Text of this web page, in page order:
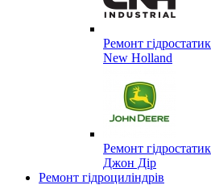
Ремонт
New Holland
Ремонт
Джон Дір
Ремонт гідроциліндрів